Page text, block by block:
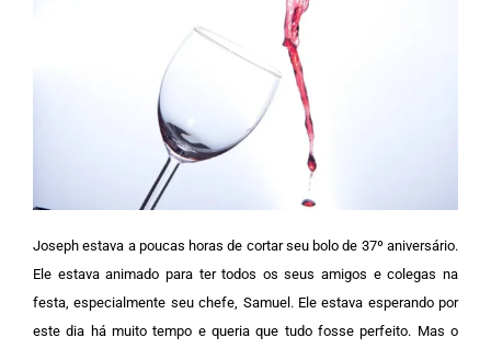
Joseph estava a poucas horas de cortar seu bolo de 37º aniversário.
Ele estava animado para ter todos os seus amigos e colegas na
festa, especialmente seu chefe, Samuel. Ele estava esperando por
este dia há muito tempo e queria que tudo fosse perfeito. Mas o